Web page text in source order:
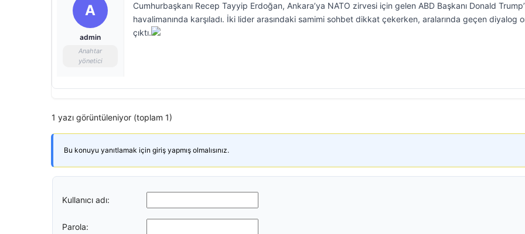
A
admin
Anahtar
yönetici
Cumhurbaşkanı Recep Tayyip Erdoğan, Ankara’ya NATO zirvesi için gelen ABD Başkanı Donald
havalimanında karşıladı. İki lider arasındaki samimi sohbet dikkat çekerken, aralarında geçen diyalog
çıktı.
1 yazı görüntüleniyor (toplam 1)
Bu konuyu yanıtlamak için giriş yapmış olmalısınız.
Kullanıcı adı:
Parola: